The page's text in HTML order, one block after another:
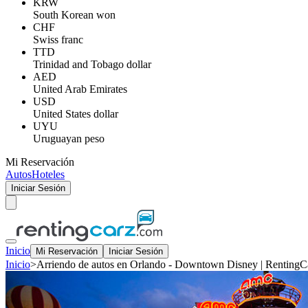
KRW
South Korean won
CHF
Swiss franc
TTD
Trinidad and Tobago dollar
AED
United Arab Emirates
USD
United States dollar
UYU
Uruguayan peso
Mi Reservación
AutosHoteles
Iniciar Sesión
Inicio Mi Reservación Iniciar Sesión
Inicio>Arriendo de autos en Orlando - Downtown Disney |